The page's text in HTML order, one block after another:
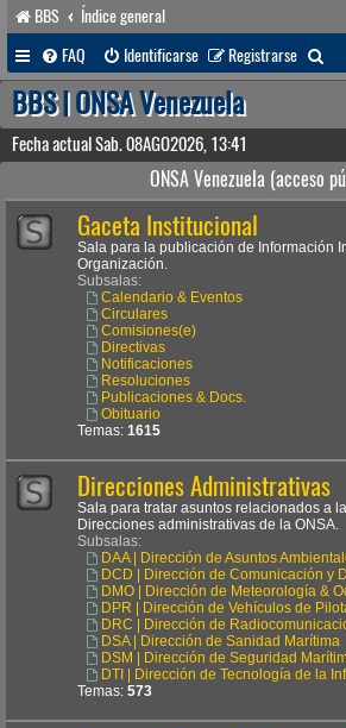
BBS
Índice general
FAQ
Identificarse Registrarse
u
a
BBS | ONSA Venezuela
Fecha actual Sab. 08AGO2026, 13:41
ONSA Venezuela (acceso
Gaceta Institucional
Sala para la publicación de Información
Organización.
Subsalas:
Calendario & Eventos
Circulares
Comisiones(e)
Directivas
Notificaciones
Resoluciones
Publicaciones & Docs.
Obituario
Temas: 1615
Direcciones Administrativas
Sala para tratar asuntos relacionados a
Direcciones administrativas de la ONSA.
Subsalas:
DAA | Dirección de Asuntos
DCD | Dirección de Comunicación y
DMO | Dirección de Meteorología &
DPR | Dirección de Vehículos de
DRC | Dirección de
DSA | Dirección de Sanidad Marítima
DSM | Dirección de Seguridad
DTI | Dirección de Tecnología de la
Temas: 573